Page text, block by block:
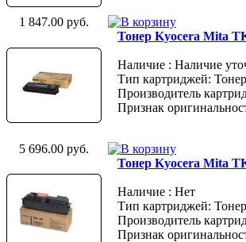
1 847.00 руб.
Тонер Kyocera Mita
Наличие : Наличие
Тип картриджей:
Производитель
Признак
5 696.00 руб.
Тонер Kyocera Mita
Наличие : Нет
Тип картриджей:
Производитель
Признак